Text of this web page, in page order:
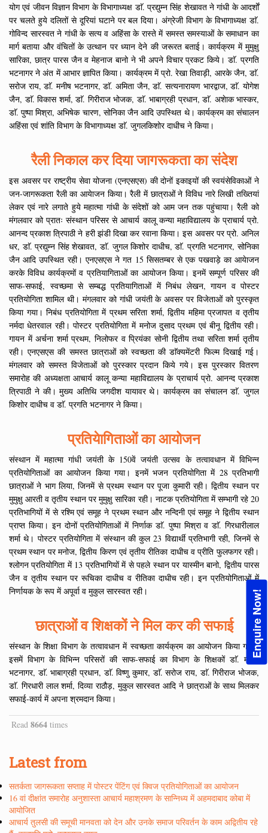
Enquire Now!
योग एवं जीवन विज्ञान विभाग के विभागाध्यक्ष डाॅ. प्रद्युम्न सिंह शेखावत ने गांधी के आदर्शाें
पर चलते हुये दलितों से दूरियां घटाने पर बल दिया। अंग्रेजी विभाग के विभागाध्यक्ष डाॅ.
गोविन्द सारस्वत ने गांधी के सत्य व अहिंसा के रास्ते में समस्त समस्याओं के समाधान का
मार्ग बताया और वंचितों के उत्थान पर ध्यान देने की जरूरत बताई। कार्यक्रम में मुमुक्षु
सारिका, छात्र पारस जैन व मेहनाज बानो ने भी अपने विचार प्रकट किये। डाॅ. प्रगति
भटनागर ने अंत में आभार ज्ञापित किया। कार्यक्रम में प्रो. रेखा तिवाड़ी, आरके जैन, डाॅ.
सरोज राय, डाॅ. मनीष भटनागर, डाॅ. अमिता जैन, डाॅ. सत्यनारायण भारद्वाज, डाॅ. योगेश
जैन, डाॅ. विकास शर्मा, डाॅ. गिरीराज भोजक, डाॅ. भाबाग्रही प्रधान, डाॅ. अशेाक भास्कर,
डाॅ. पुष्पा मिश्रा, अभिषेक चारण, सोनिका जैन आदि उपस्थित थे। कार्यक्रम का संचालन
अहिंसा एवं शांति विभाग के विभागाध्यक्ष डाॅ. जुगलकिशोर दाधीच ने किया।
रैली निकाल कर दिया जागरूकता का संदेश
इस अवसर पर राष्ट्रीय सेवा योजना (एनएसएस) की दोनों इकाइयों की स्वयंसेविकाओं ने
जन-जागरूकता रैली का आयेाजन किया। रैली में छात्राओं ने विविध नारे लिखी तख्तियां
लेकर एवं नारे लगाते हुये महात्मा गांधी के संदेशों को आम जन तक पहुंचाया। रैली को
मंगलवार को प्रातः संस्थान परिसर से आचार्य कालू कन्या महाविद्यालय के प्राचार्य प्रो.
आनन्द प्रकाश त्रिपाठी ने हरी झंडी दिखा कर रवाना किया। इस अवसर पर प्रो. अनिल
धर, डाॅ. प्रद्युम्न सिंह शेखावत, डाॅ. जुगल किशोर दाधीच, डाॅ. प्रगति भटनागर, सोनिका
जैन आदि उपस्थित रही। एनएसएस ने गत 15 सिसतम्बर से एक पखवाड़े का आयेाजन
करके विविध कार्यक्रमों व प्रतियागिताओं का आयोजन किया। इनमें सम्पूर्ण परिसर की
साफ-सफाई, स्वच्छमा से सम्बद्ध प्रतियागिताओं में निबंध लेखन, गायन व पोस्टर
प्रतियोगिता शामिल थी। मंगलवार को गांधी जयंती के अवसर पर विजेताओं को पुरस्कृत
किया गया। निबंध प्रतियोगिता में प्रथम सरिता शर्मा, द्वितीय महिमा प्रजापत व तृतीय
नर्मदा धेतरवाल रही। पोस्टर प्रतियोगिता में मनोज दुसाद प्रथम एवं बीनू द्वितीय रही।
गायन में अर्चना शर्मा प्रथम, निलोफर व प्रियंका सोनी द्वितीय तथा सरिता शर्मा तृतीय
रही। एनएसएस की समस्त छात्राओं को स्वच्छता की डाॅक्यमेंटरी फिल्म दिखाई गई।
मंगलवार को समस्त विजेताओं को पुरस्कार प्रदान किये गये। इस पुरस्कार वितरण
समारोह की अध्यक्षता आचार्य कालू कन्या महाविद्यालय के प्राचार्य प्रो. आनन्द प्रकाश
त्रिपाठी ने की। मुख्य अतिथि जगदीश यायावर थे। कार्यक्रम का संचालन डाॅ. जुगल
किशोर दाधीच व डाॅ. प्रगति भटनागर ने किया।
प्रतियेागिताओं का आयोजन
संस्थान में महात्मा गांधी जयंती के 150वें जयंती उत्सव के तत्वावधान में विभिन्न
प्रतियोगिताओं का आयोजन किया गया। इनमें भजन प्रतियोगिता में 28 प्रतिभागी
छात्राओं ने भाग लिया, जिनमें से प्रथम स्थान पर पूजा कुमारी रही। द्वितीय स्थान पर
मुमुक्षु आरती व तृतीय स्थान पर मुमुक्षु सारिका रही। नाटक प्रतियोगिता में सम्भागी रहे 20
प्रतिभागियों में से रश्मि एवं समूह ने प्रथम स्थान और नन्दिनी एवं समूह ने द्वितीय स्थान
प्राप्त किया। इन दोनों प्रतियोगिताओं में निर्णाक डाॅ. पुष्पा मिश्रा व डाॅ. गिरधारीलाल
शर्मा थे। पोस्टर प्रतियोगिता में संस्थान की कुल 23 विद्यार्थी प्रतिभागी रही, जिनमें से
प्रथम स्थान पर मनोज, द्वितीय किरण एवं तृतीय रीतिका दाधीच व प्रीति फुलफगर रही।
श्लोगन प्रतियोगिता में 13 प्रतिभागियों में से पहले स्थान पर यास्मीन बानो, द्वितीय पारस
जैन व तृतीय स्थान पर रूचिका दाधीच व रीतिका दाधीच रही। इन प्रतियोगिताओं में
निर्णायक के रूप में अपूर्वा व मुकुल सारस्वत रही।
छात्राओं व शिक्षकों ने मिल कर की सफाई
संस्थान के शिक्षा विभाग के तत्वावधान में स्वच्छता कार्यक्रम का आयोजन किया गया।
इसमें विभाग के विभिन्न परिसरों की साफ-सफाई का विभाग के शिक्षकों डाॅ. मनीष
भटनागर, डाॅ. भाबाग्रही प्रधान, डाॅ. विष्णु कुमार, डाॅ. सरोज राय, डाॅ. गिरीराज भोजक,
डाॅ. गिरधारी लाल शर्मा, दिव्या राठौड़, मुकुल सारस्वत आदि ने छात्राओं के साथ मिलकर
सफाई-कार्य में अपना श्रमदान किया।
Read 8664 times
Latest from
सतर्कता जागरूकता सप्ताह में पोस्टर पेंटिंग एवं क्विज प्रतियोगिताओं का आयोजन
16 वां दीक्षांत समारोह अनुशास्ता आचार्य महाश्रमण के सान्निध्य में अहमदाबाद कोबा में
आयोजित
आचार्य तुलसी की समूची मानवता को देन और उनके समाज परिवर्तन के काम अद्वितीय रहे